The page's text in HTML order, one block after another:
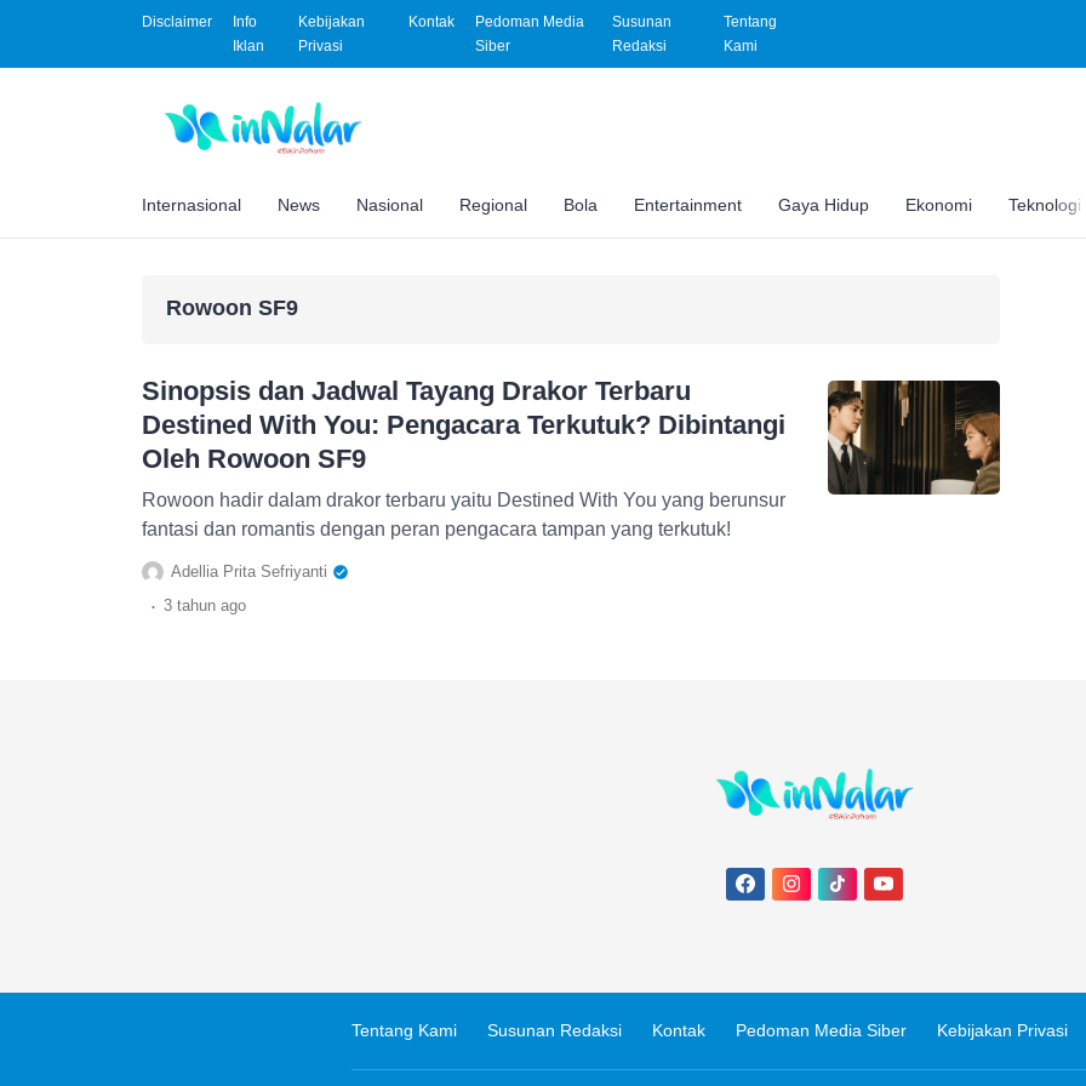
Disclaimer
Info
Iklan
Kebijakan
Privasi
Kontak
Pedoman Media
Siber
Susunan
Redaksi
Tentang
Kami
Internasional News Nasional Regional Bola Entertainment Gaya Hidup Ekonomi Teknologi
Rowoon SF9
Sinopsis dan Jadwal Tayang Drakor Terbaru
Destined With You: Pengacara Terkutuk? Dibintangi
Oleh Rowoon SF9
Rowoon hadir dalam drakor terbaru yaitu Destined With You yang berunsur
fantasi dan romantis dengan peran pengacara tampan yang terkutuk!
Adellia Prita Sefriyanti
. 3 tahun ago
Tentang Kami Susunan Redaksi Kontak Pedoman Media Siber Kebijakan Privasi